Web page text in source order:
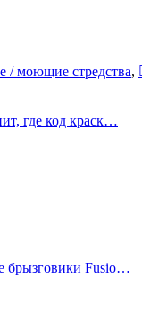
/ моющие стредства,
где код краск…
брызговики Fusio…